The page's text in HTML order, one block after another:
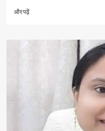
और पढ़ेंविशेष
त्यौहारों